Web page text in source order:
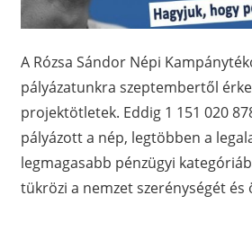
A Rózsa Sándor Népi
pályázatunkra szeptembertől
projektötletek. Eddig 1 151 020
pályázott a nép, legtöbben a
legmagasabb pénzügyi
tükrözi a nemzet szerénységét és